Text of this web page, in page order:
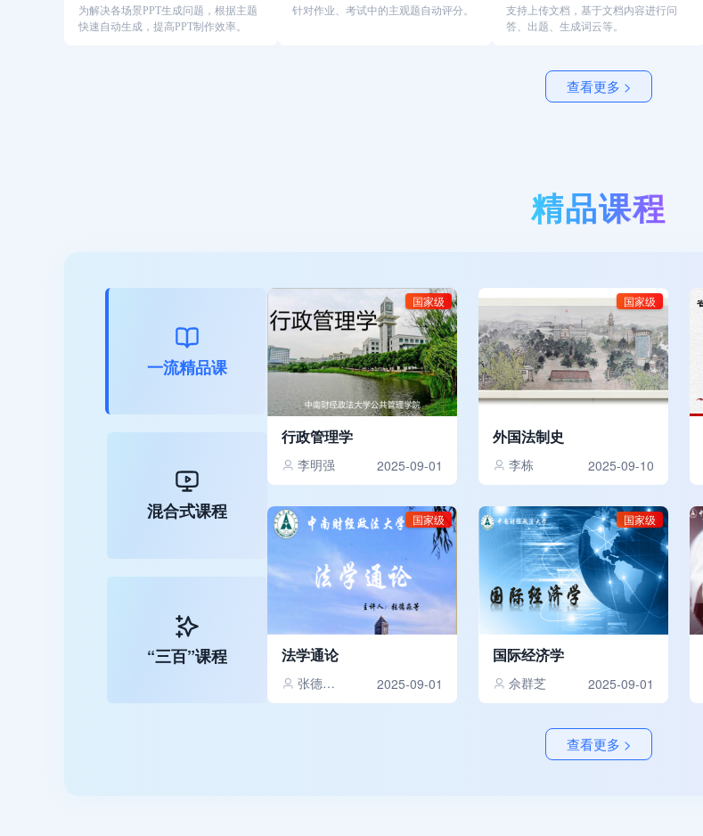
为解决各场景PPT生成问题，根据主题
快速自动生成，提高PPT制作效率。
针对作业、考试中的主观题自动评分。
支持上传文档，基于文档内容进行问
答、出题、生成词云等。
查看更多 >
精品课程
一流精品课
混合式课程
“三百”课程
国家级
行政管理学
李明强 2025-09-01
国家级
外国法制史
李栋 2025-09-10
国家级
法学通论
张德淼,陈军,龚春霞,陈虹,尹生 2025-09-01
国家级
国际经济学
佘群芝 2025-09-01
查看更多 >